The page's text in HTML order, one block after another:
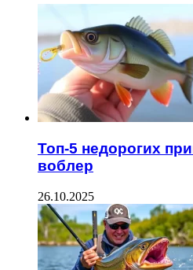
Топ-5 недорогих
воблер
26.10.2025